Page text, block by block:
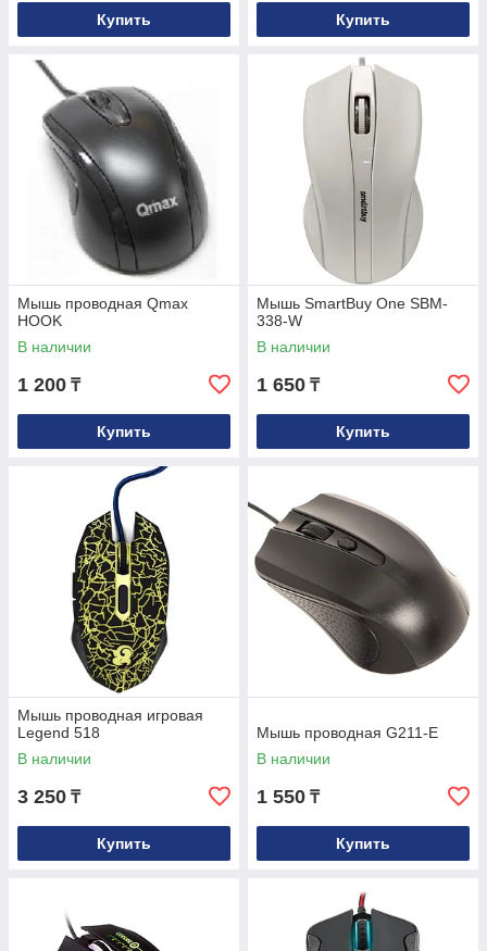
Купить Купить
Мышь проводная Qmax
HOOK
В наличии
1 200 ₸
Купить
Мышь SmartBuy One SBM-
338-W
В наличии
1 650 ₸
Купить
Мышь проводная игровая
Legend 518
В наличии
3 250 ₸
Купить
Мышь проводная G211-E
В наличии
1 550 ₸
Купить